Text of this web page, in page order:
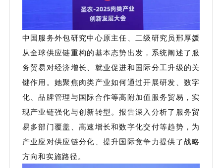
中国服务外包研究中心原主任、二级研究员邢厚媛
从全球供应链重构的基本态势出发，系统阐述了服
务贸易对经济增长、就业促进和国际分工升级的关
键作用。她聚焦肉类产业如何通过开展研发、数字
化、品牌管理与国际合作等高附加值服务贸易，实
现产业链强化与创新转型。报告深入分析了服务贸
易多部门覆盖、高速增长和数字化交付等趋势，为
产业应对供应链分化、提升国际竞争力提供了战略
方向和实施路径。